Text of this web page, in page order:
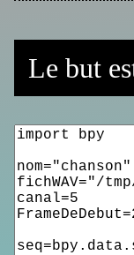
Le but